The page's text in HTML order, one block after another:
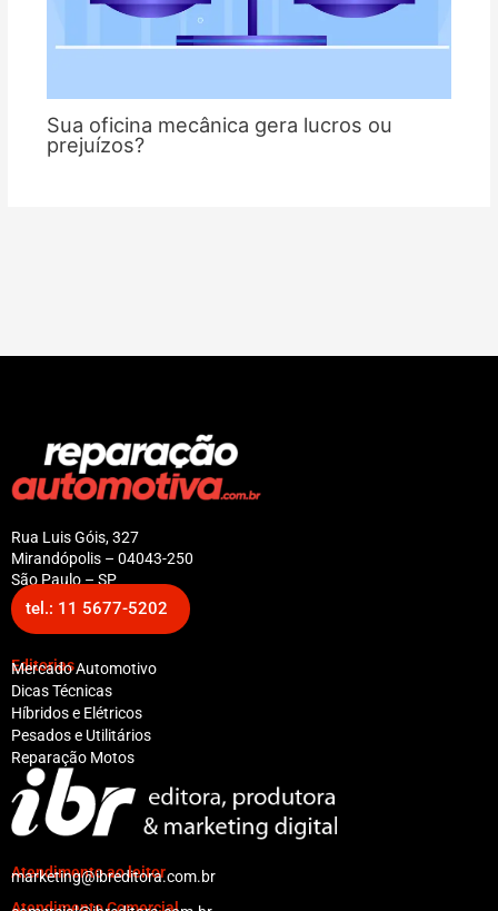
Sua oficina mecânica gera lucros ou
prejuízos?
Rua Luis Góis, 327
Mirandópolis – 04043-250
São Paulo – SP
tel.: 11 5677-5202
Editorias
Mercado Automotivo
Dicas Técnicas
Híbridos e Elétricos
Pesados e Utilitários
Reparação Motos
Atendimento ao leitor
marketing@ibreditora.com.br